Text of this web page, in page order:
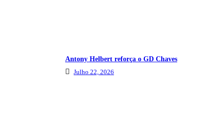
Antony Helbert reforça o GD Chaves
Julho 22, 2026